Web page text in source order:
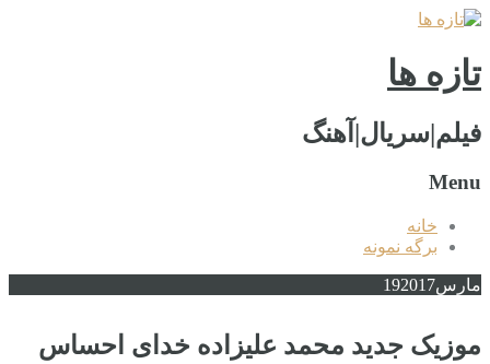
تازه ها
فیلم|سریال|آهنگ
Menu
خانه
برگه نمونه
مارس 192017
موزیک جدید محمد علیزاده خدای احساس